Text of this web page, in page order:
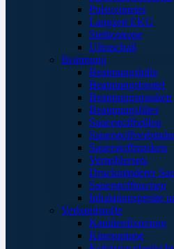
Pulsoximeter
Langzeit EKG
Stethoskope
Ultraschall
Beatmung
Beatmungshilfe
Beatmungsbeutel
Beatmungsmasken
Beatmungsfilter
Sauerstoffbrillen
Sauerstoffmasken
Verneblersets
Druckminderer
Sauerstofftaschen
Inhalationsgeräte
Verbandstoffe
Kanülenfixierung
Kinesoptape